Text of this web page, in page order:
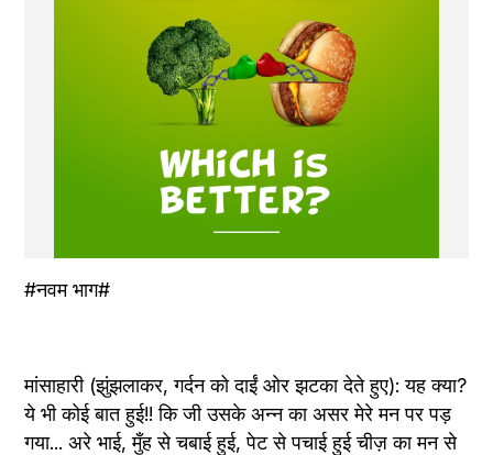
#नवम भाग#
मांसाहारी (झुंझलाकर, गर्दन को दाईं ओर झटका देते हुए): यह क्या?
ये भी कोई बात हुई!! कि जी उसके अन्न का असर मेरे मन पर पड़
गया... अरे भाई, मुँह से चबाई हुई, पेट से पचाई हुई चीज़ का मन से